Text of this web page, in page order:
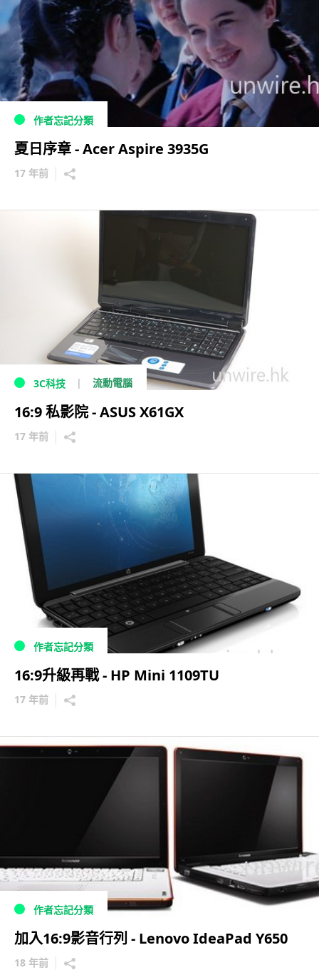
作者忘記分類
夏日序章 - Acer Aspire 3935G
17 年前
3C科技 流動電腦
16:9 私影院 - ASUS X61GX
17 年前
作者忘記分類
16:9升級再戰 - HP Mini 1109TU
17 年前
作者忘記分類
加入16:9影音行列 - Lenovo IdeaPad Y650
18 年前